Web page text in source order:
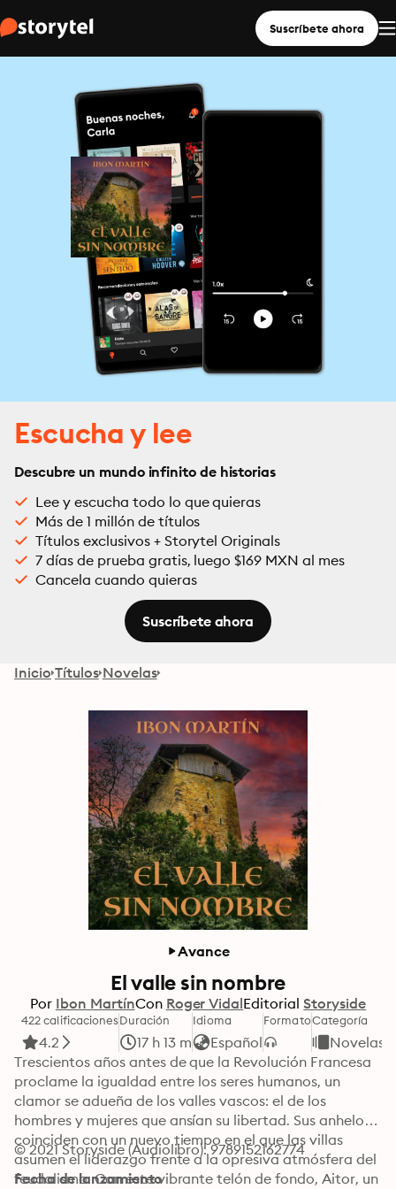
Suscríbete ahora
Escucha y lee
Descubre un mundo infinito de historias
Lee y escucha todo lo que quieras
Más de 1 millón de títulos
Títulos exclusivos + Storytel Originals
7 días de prueba gratis, luego $169 MXN al mes
Cancela cuando quieras
Suscríbete ahora
Inicio Títulos Novelas
Avance
El valle sin nombre
Por Ibon MartínCon Roger VidalEditorial Storyside
422 calificaciones
4.2
Duración
17 h 13 m
Idioma
Español
FormatoCategoría
Novelas
Trescientos años antes de que la Revolución Francesa
proclame la igualdad entre los seres humanos, un
clamor se adueña de los valles vascos: el de los
hombres y mujeres que ansían su libertad. Sus anhelos
coinciden con un nuevo tiempo en el que las villas
asumen el liderazgo frente a la opresiva atmósfera del
feudalismo. Con este vibrante telón de fondo, Aitor, un
© 2021 Storyside (Audiolibro): 9789152162774
Fecha de lanzamiento